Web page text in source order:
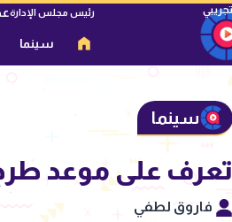
رئيس مجلس الإدارة
سينما
سينما
تعرف على موعد
فاروق لطفي